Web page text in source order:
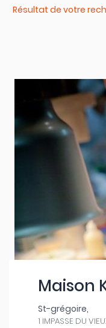
Résultat de votre
Maison
St-grégoire,
1 IMPASSE DU